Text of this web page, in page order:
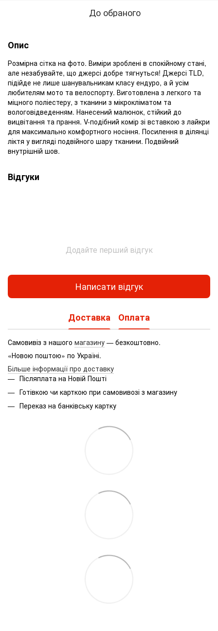
До обраного
Опис
Розмірна сітка на фото. Виміри зроблені в спокійному стані,
але незабувайте, що джерсі добре тягнуться! Джерсі TLD,
підійде не лише шанувальникам класу ендуро, а й усім
любителям мото та велоспорту. Виготовлена ​​з легкого та
міцного поліестеру, з тканини з мікрокліматом та
вологовідведенням. Нанесений малюнок, стійкий до
вицвітання та прання. V-подібний комір зі вставкою з лайкри
для максимально комфортного носіння. Посилення в ділянці
ліктя у вигляді подвійного шару тканини. Подвійний
внутрішній шов.
Відгуки
Додайте перший відгук
Написати відгук
Доставка Оплата
Самовивіз з нашого магазину — безкоштовно.
«Новою поштою» по Україні.
Більше інформації про доставку
Післяплата на Новій Пошті
Готівкою чи карткою при самовивозі з магазину
Переказ на банківську картку